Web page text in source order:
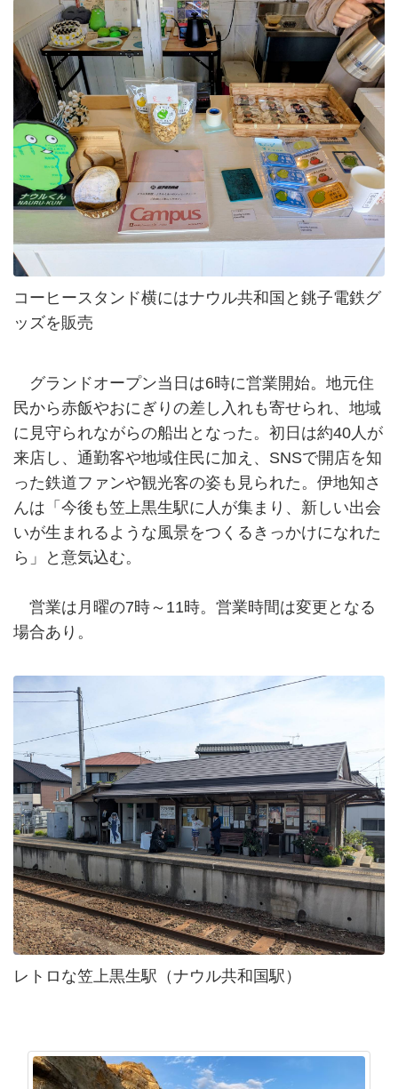
コーヒースタンド横にはナウル共和国と銚子電鉄グ
ッズを販売
グランドオープン当日は6時に営業開始。地元住
民から赤飯やおにぎりの差し入れも寄せられ、地域
に見守られながらの船出となった。初日は約40人が
来店し、通勤客や地域住民に加え、SNSで開店を知
った鉄道ファンや観光客の姿も見られた。伊地知さ
んは「今後も笠上黒生駅に人が集まり、新しい出会
いが生まれるような風景をつくるきっかけになれた
ら」と意気込む。
営業は月曜の7時～11時。営業時間は変更となる
場合あり。
レトロな笠上黒生駅（ナウル共和国駅）